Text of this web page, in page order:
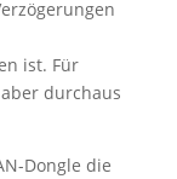
ist. Für
durchaus
Dongle die